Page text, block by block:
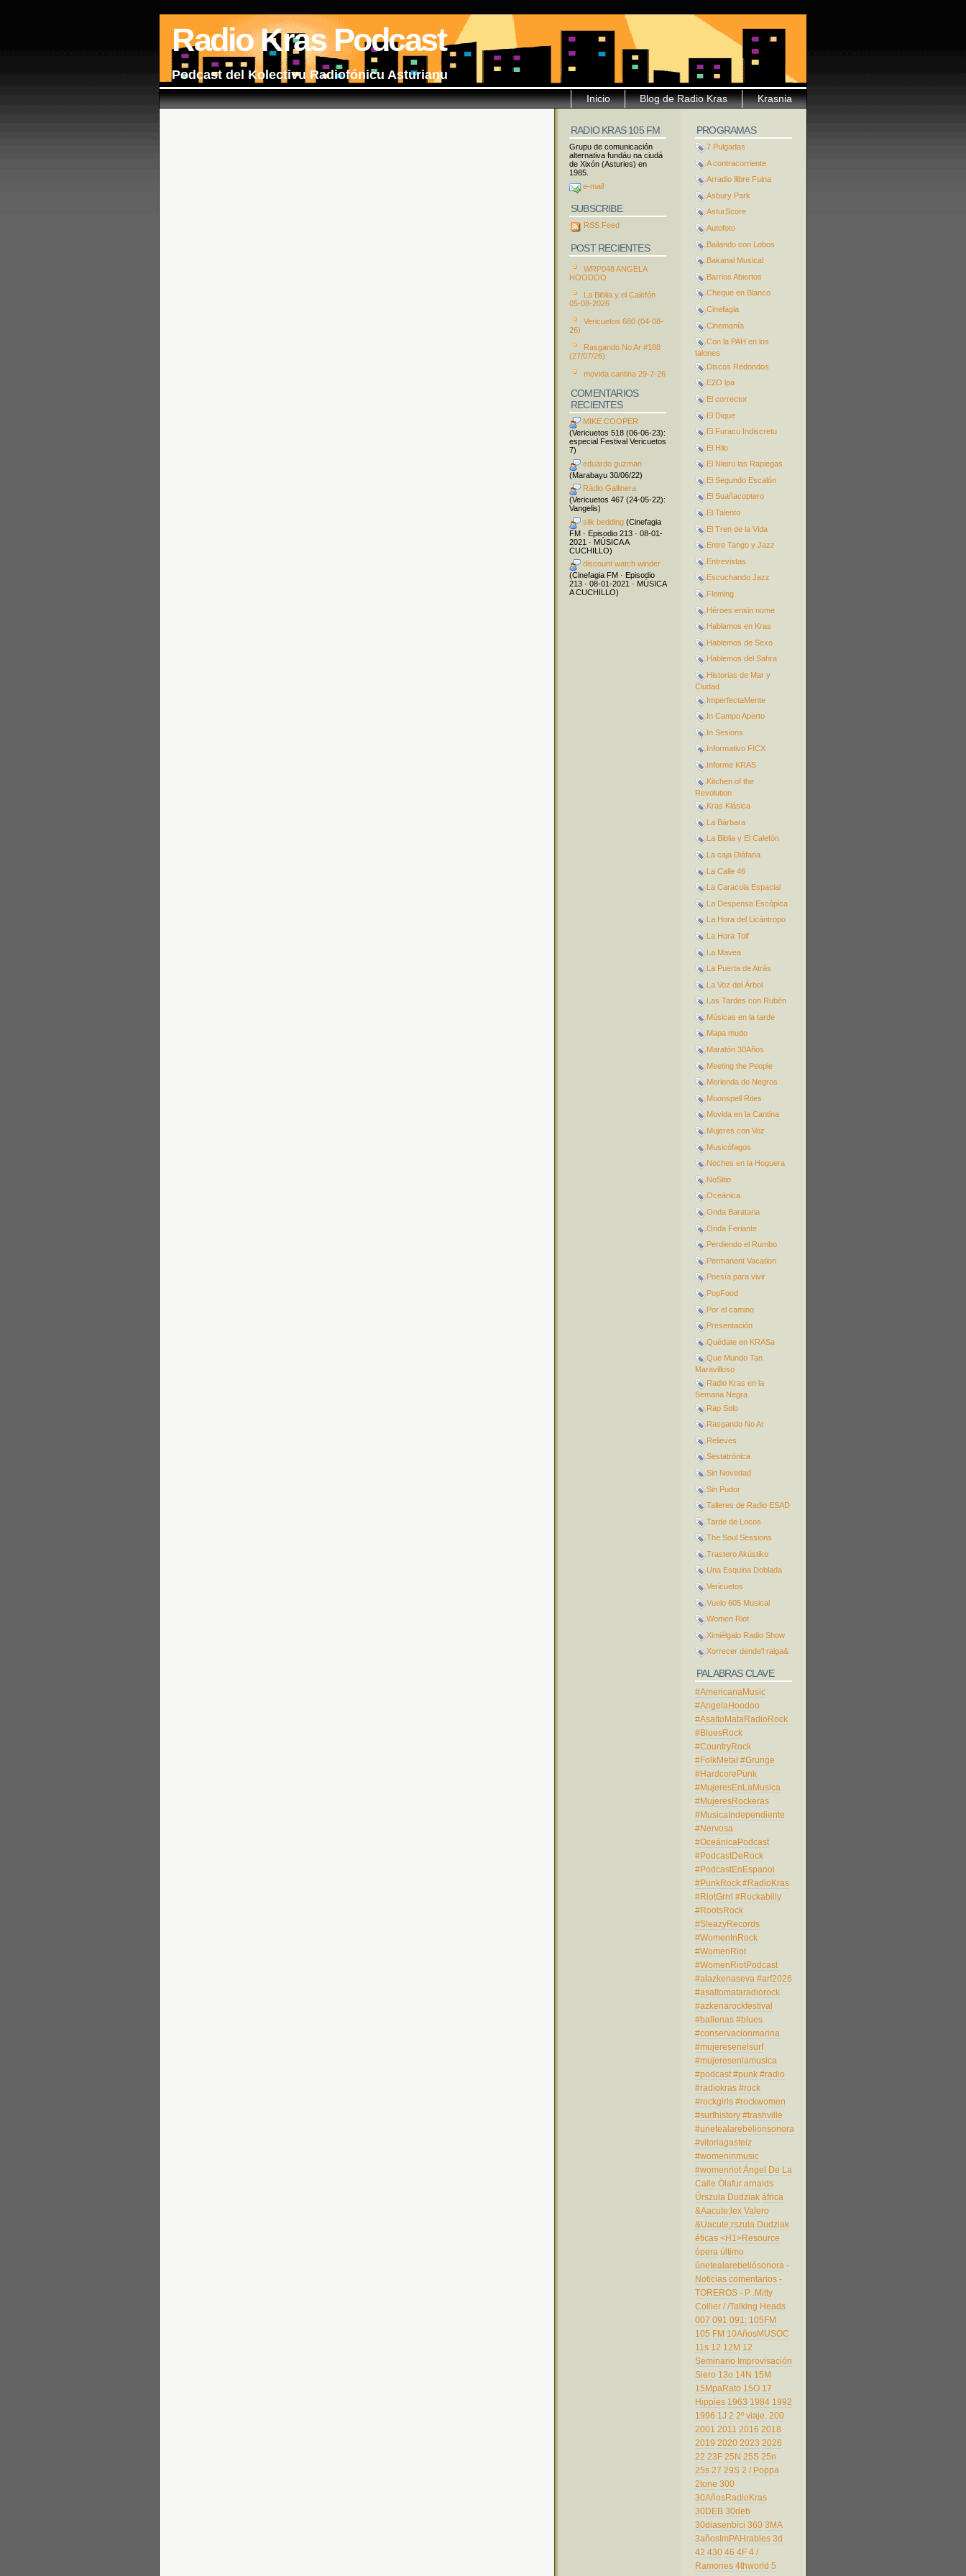
Radio Kras Podcast
Podcast del Kolectivu Radiofónicu Asturianu
Krasnia
Blog de Radio Kras
Inicio
PROGRAMAS
7 Pulgadas
A contracorriente
Arradio llibre Fuina
Asbury Park
AsturScore
Autofoto
Bailando con Lobos
Bakanal Musical
Barrios Abiertos
Cheque en Blanco
Cinefagia
Cinemanía
Con la PAH en los
talones
Discos Redondos
E2O lpa
El corrector
El Dique
El Furacu Indiscretu
El Hilo
El Nieiru las Rapiegas
El Segundo Escalón
El Suañacoptero
El Talento
El Tren de la Vida
Entre Tango y Jazz
Entrevistas
Escuchando Jazz
Fleming
Héroes ensin nome
Hablamos en Kras
Hablemos de Sexo
Hablemos del Sahra
Historias de Mar y
Ciudad
ImperfectaMente
In Campo Aperto
In Sesions
Informativo FICX
Informe KRAS
Kitchen of the
Revolution
Kras Klásica
La Bárbara
La Biblia y El Calefón
La caja Diáfana
La Calle 46
La Caracola Espacial
La Despensa Escópica
La Hora del Licántropo
La Hora Tolf
La Mavea
La Puerta de Atrás
La Voz del Árbol
Las Tardes con Rubén
Músicas en la tarde
Mapa mudo
Maratón 30Años
Meeting the People
Merienda de Negros
Moonspell Rites
Movida en la Cantina
Mujeres con Voz
Musicófagos
Noches en la Hoguera
NoSitio
Oceánica
Onda Barataria
Onda Feriante
Perdiendo el Rumbo
Permanent Vacation
Poesía para vivir
PopFood
Por el camino
Presentación
Quédate en KRASa
Que Mundo Tan
Maravilloso
Radio Kras en la
Semana Negra
Rap Solo
Rasgando No Ar
Relieves
Sestatrónica
Sin Novedad
Sin Pudor
Talleres de Radio ESAD
Tarde de Locos
The Soul Sessions
Trastero Akústiko
Una Esquina Doblada
Vericuetos
Vuelo 605 Musical
Women Riot
Ximiélgalo Radio Show
Xorrecer dende'l raiga&
PALABRAS CLAVE
#AmericanaMusic
#AngelaHoodoo
#AsaltoMataRadioRock
#BluesRock
#CountryRock
#FolkMetal #Grunge
#HardcorePunk
#MujeresEnLaMusica
#MujeresRockeras
#MusicaIndependiente
#Nervosa
#OceánicaPodcast
#PodcastDeRock
#PodcastEnEspanol
#PunkRock #RadioKras
#RiotGrrrl #Rockabilly
#RootsRock
#SleazyRecords
#WomenInRock
#WomenRiot
#WomenRiotPodcast
#alazkenaseva #arf2026
#asaltomataradiorock
#azkenarockfestival
#ballenas #blues
#conservacionmarina
#mujeresenelsurf
#mujeresenlamusica
#podcast #punk #radio
#radiokras #rock
#rockgirls #rockwomen
#surfhistory #trashville
#unetealarebelionsonora
#vitoriagasteiz
#womeninmusic
#womenriot Ángel De La
Calle Ölafur arnalds
Úrszula Dudziak áfrica
&Aacute;lex Valero
&Uacute;rszula Dudziak
éticas <H1>Resource
ópera último
únetealarebeliósonora -
Noticias comentarios -
TOREROS - P .Mitty
Collier / /Talking Heads
007 091 091; 105FM
105 FM 10AñosMUSOC
11s 12 12M 12
Seminario Improvisación
Siero 13o 14N 15M
15MpaRato 15O 17
Hippies 1963 1984 1992
1996 1J 2 2º viaje. 200
2001 2011 2016 2018
2019 2020 2023 2026
22 23F 25N 25S 25n
25s 27 29S 2 / Poppa
2tone 300
30AñosRadioKras
30DEB 30deb
30diasenbici 360 3MA
3añosImPAHrables 3d
42 430 46 4F 4 /
Ramones 4thworld 5
RADIO KRAS 105 FM
Grupu de comunicación
alternativa fundáu na ciudá
de Xixón (Asturies) en
1985.
e-mail
SUBSCRIBE
RSS Feed
POST RECIENTES
WRP048 ANGELA
HOODOO
La Biblia y el Calefón
05-08-2026
Vericuetos 680 (04-08-
26)
Rasgando No Ar #188
(27/07/26)
movida cantina 29-7-26
COMENTARIOS
RECIENTES
MIKE COOPER
(Vericuetos 518 (06-06-23):
especial Festival Vericuetos
7)
eduardo guzman
(Marabayu 30/06/22)
Ràdio Gallinera
(Vericuetos 467 (24-05-22):
Vangelis)
silk bedding (Cinefagia
FM · Episodio 213 · 08-01-
2021 · MÚSICA A
CUCHILLO)
discount watch winder
(Cinefagia FM · Episodio
213 · 08-01-2021 · MÚSICA
A CUCHILLO)